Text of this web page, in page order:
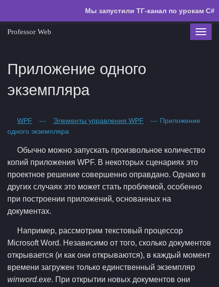
Мы запустили ТГ-канал по урокам C#
Professor Web
Приложение одного
экземпляра
WPF --- Элементы управления WPF
--- Приложение
одного экземпляра
Обычно можно запускать произвольное количество
копий приложения WPF. В некоторых сценариях это
проектное решение совершенно оправдано. Однако в
других случаях это может стать проблемой, особенно
при построении приложений, основанных на
документах.
Например, рассмотрим текстовый процессор
Microsoft Word. Независимо от того, сколько документов
открывается (и как они открываются), в каждый момент
времени загружен только единственный экземпляр
winword.exe. При открытии новых документов они